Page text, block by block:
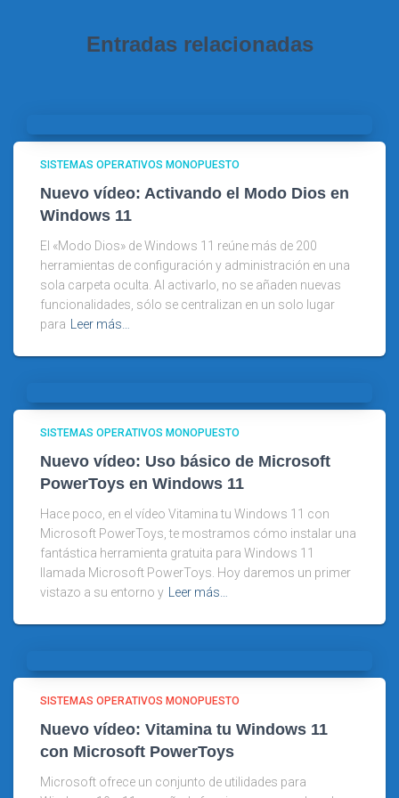
Entradas relacionadas
SISTEMAS OPERATIVOS MONOPUESTO
Nuevo vídeo: Activando el Modo Dios en
Windows 11
El «Modo Dios» de Windows 11 reúne más de 200
herramientas de configuración y administración en una
sola carpeta oculta. Al activarlo, no se añaden nuevas
funcionalidades, sólo se centralizan en un solo lugar
para
Leer más…
SISTEMAS OPERATIVOS MONOPUESTO
Nuevo vídeo: Uso básico de Microsoft
PowerToys en Windows 11
Hace poco, en el vídeo Vitamina tu Windows 11 con
Microsoft PowerToys, te mostramos cómo instalar una
fantástica herramienta gratuita para Windows 11
llamada Microsoft PowerToys. Hoy daremos un primer
vistazo a su entorno y
Leer más…
SISTEMAS OPERATIVOS MONOPUESTO
Nuevo vídeo: Vitamina tu Windows 11
con Microsoft PowerToys
Microsoft ofrece un conjunto de utilidades para